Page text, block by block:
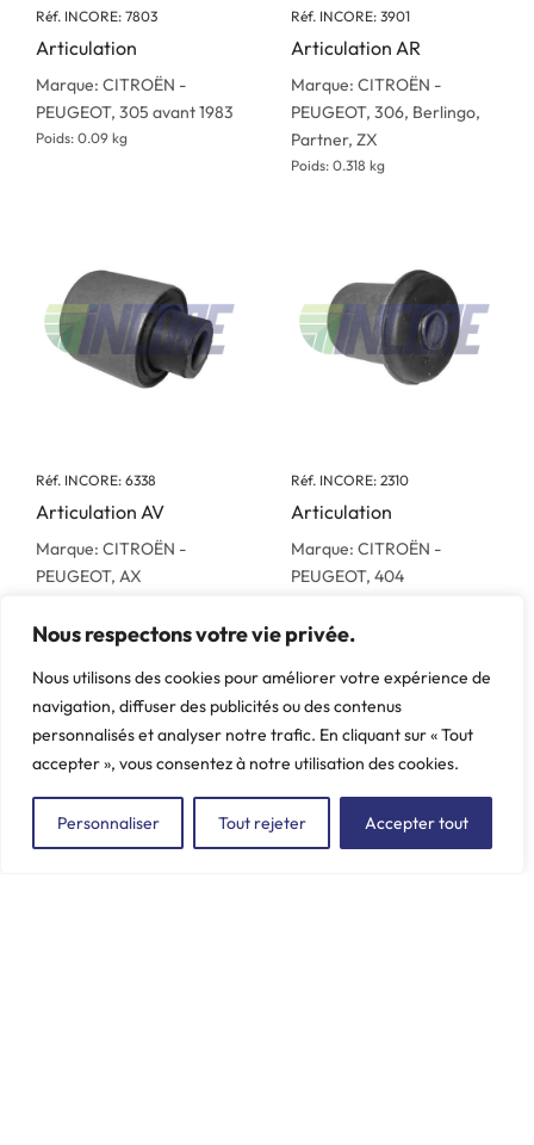
Nous respectons votre vie privée.
Nous utilisons des cookies pour améliorer votre expérience de
navigation, diffuser des publicités ou des contenus
personnalisés et analyser notre trafic. En cliquant sur « Tout
accepter », vous consentez à notre utilisation des cookies.
Personnaliser Tout rejeter Accepter tout
Réf. INCORE: 7803
Articulation
Marque: CITROËN -
PEUGEOT, 305 avant 1983
Poids: 0.09 kg
Réf. INCORE: 3901
Articulation AR
Marque: CITROËN -
PEUGEOT, 306, Berlingo,
Partner, ZX
Poids: 0.318 kg
Réf. INCORE: 6338
Articulation AV
Marque: CITROËN -
PEUGEOT, AX
Réf. INCORE: 2310
Articulation
Marque: CITROËN -
PEUGEOT, 404
ZAC du Plessis Val Vert